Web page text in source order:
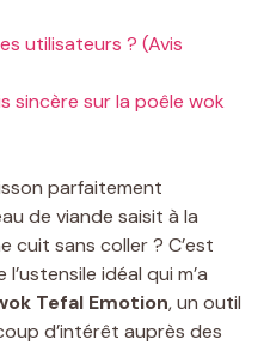
utilisateurs ? (Avis
sincère sur la poêle wok
parfaitement
de viande saisit à la
cuit sans coller ? C’est
idéal qui m’a
Tefal Emotion, un outil
d’intérêt auprès des